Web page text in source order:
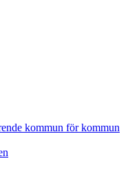
kommun för kommun